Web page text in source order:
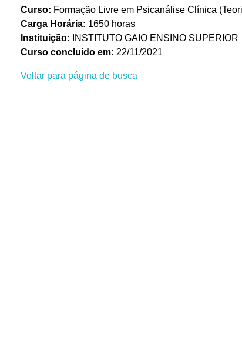
Curso: Formação Livre em Psicanálise Clínica
Carga Horária: 1650 horas
Instituição: INSTITUTO GAIO ENSINO SUPERIOR
Curso concluído em: 22/11/2021
Voltar para página de busca